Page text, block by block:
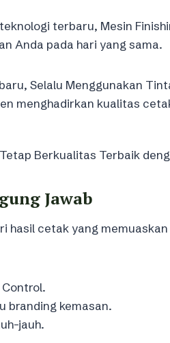
terbaru, Mesin
Anda pada hari yang sama.
Selalu Menggunakan
menghadirkan kualitas
Berkualitas Terbaik
Jawab
hasil cetak yang
branding kemasan.
jauh.